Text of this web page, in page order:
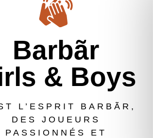
Barbãr
& Boys
L’ESPRIT BARBÃR,
DES JOUEURS
PASSIONNÉS ET